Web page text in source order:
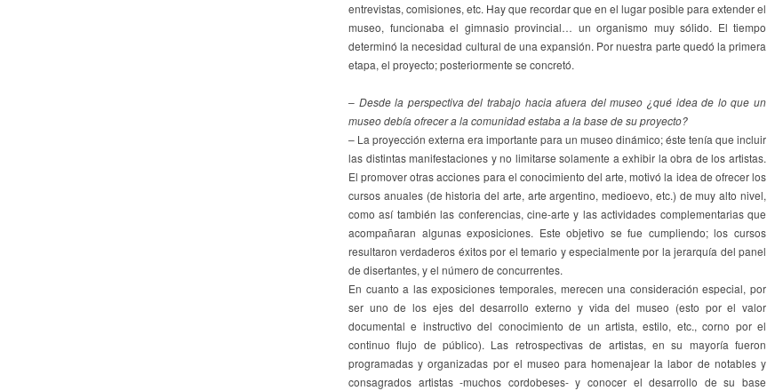
entrevistas, comisiones, etc. Hay que recordar que en el lugar posible para extender el
museo, funcionaba el gimnasio provincial… un organismo muy sólido. El tiempo
determinó la necesidad cultural de una expansión. Por nuestra parte quedó la primera
etapa, el proyecto; posteriormente se concretó.
– Desde la perspectiva del trabajo hacia afuera del museo ¿qué idea de lo que un
museo debía ofrecer a la comunidad estaba a la base de su proyecto?
– La proyección externa era importante para un museo dinámico; éste tenía que incluir
las distintas manifestaciones y no limitarse solamente a exhibir la obra de los artistas.
El promover otras acciones para el conocimiento del arte, motivó la idea de ofrecer los
cursos anuales (de historia del arte, arte argentino, medioevo, etc.) de muy alto nivel,
como así también las conferencias, cine-arte y las actividades complementarias que
acompañaran algunas exposiciones. Este objetivo se fue cumpliendo; los cursos
resultaron verdaderos éxitos por el temario y especialmente por la jerarquía del panel
de disertantes, y el número de concurrentes.
En cuanto a las exposiciones temporales, merecen una consideración especial, por
ser uno de los ejes del desarrollo externo y vida del museo (esto por el valor
documental e instructivo del conocimiento de un artista, estilo, etc., corno por el
continuo flujo de público). Las retrospectivas de artistas, en su mayoría fueron
programadas y organizadas por el museo para homenajear la labor de notables y
consagrados artistas -muchos cordobeses- y conocer el desarrollo de su base